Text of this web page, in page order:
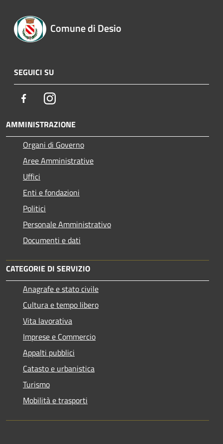
Comune di Desio
SEGUICI SU
FacebookInstagram
AMMINISTRAZIONE
Organi di Governo
Aree Amministrative
Uffici
Enti e fondazioni
Politici
Personale Amministrativo
Documenti e dati
CATEGORIE DI SERVIZIO
Anagrafe e stato civile
Cultura e tempo libero
Vita lavorativa
Imprese e Commercio
Appalti pubblici
Catasto e urbanistica
Turismo
Mobilità e trasporti